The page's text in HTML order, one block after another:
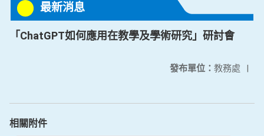
最新消息
「ChatGPT如何應用在教學及學術研究」研討會
發布單位： 教務處 |
相關附件